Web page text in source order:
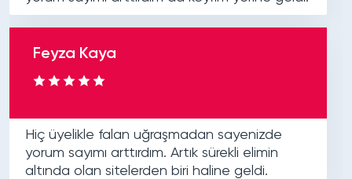
Feyza Kaya
Hiç üyelikle falan uğraşmadan sayenizde
yorum sayımı arttırdım. Artık sürekli elimin
altında olan sitelerden biri haline geldi.